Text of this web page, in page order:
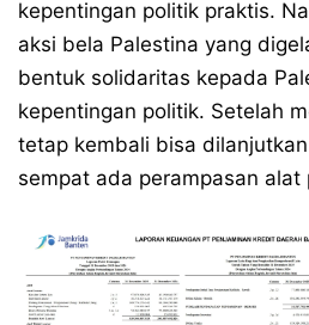
kepentingan politik praktis.
aksi bela Palestina yang
bentuk solidaritas kepada
kepentingan politik. Setelah
tetap kembali bisa
sempat ada perampasan alat